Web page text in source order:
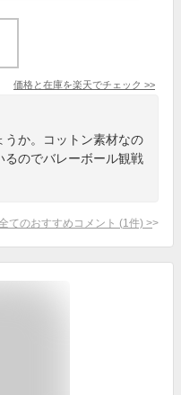
価格と在庫を楽天でチェック >>
うか。コットン素材なの
るのでバレーボール観戦
てのおすすめコメント (1 件) >